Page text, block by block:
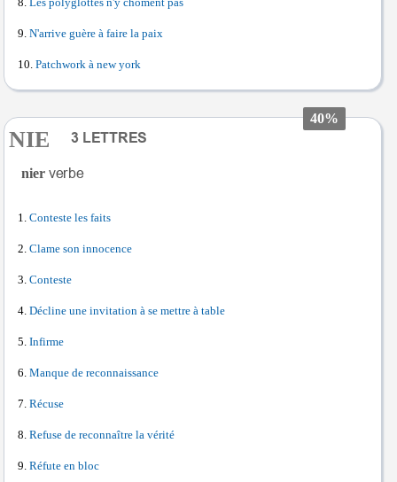
N'arrive guère à faire la paix
Patchwork à new york
40%
NIE
nier
Conteste les faits
Clame son innocence
Conteste
Décline une invitation à se mettre à table
Infirme
Manque de reconnaissance
Récuse
Refuse de reconnaître la vérité
Réfute en bloc